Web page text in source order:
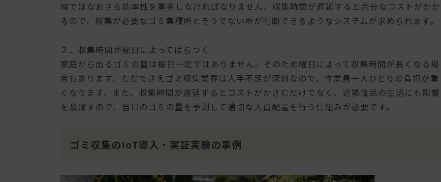
域ではなおさら効率性を重視しなければなりません。収集時間が遅延すると余分なコストがかか
るので、収集が必要なゴミ集積所とそうでない所が判断できるようなシステムが求められます。
２．収集時間が曜日によってばらつく
家庭から出るゴミの量は毎日一定ではありません。そのため曜日によって収集時間が長くなる場
合もあります。ただでさえゴミ収集業界は人手不足が深刻なので、作業員一人ひとりの負担が重
くなります。また、収集時間が遅延するとコストがかさむだけでなく、近隣住民の生活にも影響
を及ぼすので、当日のゴミの量を予測して適切な人員配置を行う仕組みが必要です。
ゴミ収集のIoT導入・実証実験の事例